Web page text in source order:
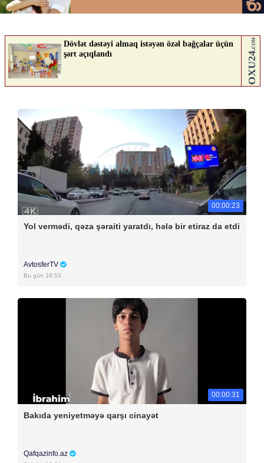
00:00:23
Yol vermədi, qəza şəraiti yaratdı, hələ bir etiraz da etdi
AvtosferTV
Bu gün 16:53
00:00:31
Bakıda yeniyetməyə qarşı cinayət
Qafqazinfo.az